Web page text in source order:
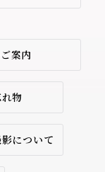
案内
物
について